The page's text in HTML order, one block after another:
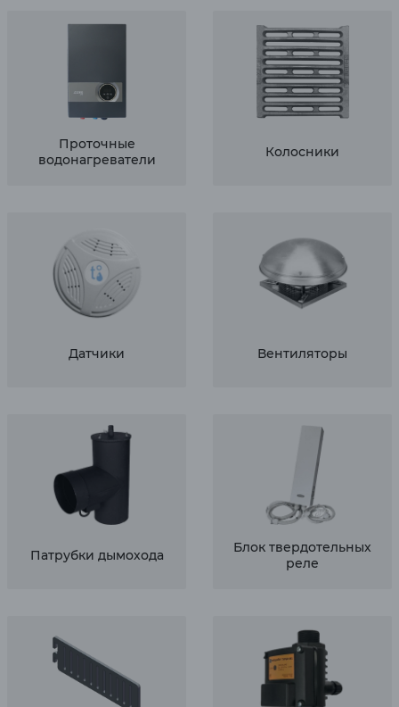
Проточные
водонагреватели
Колосники
Датчики Вентиляторы
Патрубки дымохода
Блок твердотельных
реле